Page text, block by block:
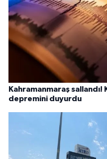
Kahramanmaraş
depremini duyurdu